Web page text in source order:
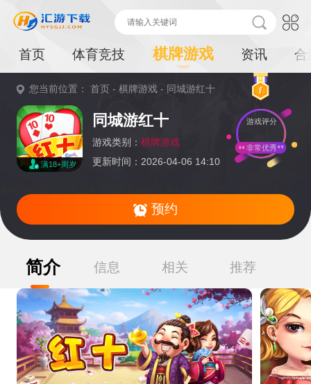
首页 体育竞技 棋牌游戏 资讯 合
您当前位置：首页 -棋牌游戏 - 同城游红十
满18+周岁
同城游红十
游戏类别： 棋牌游戏
更新时间：2026-04-06 14:10
游戏评分
非常优秀
预约
提
简介 信息 相关 推荐